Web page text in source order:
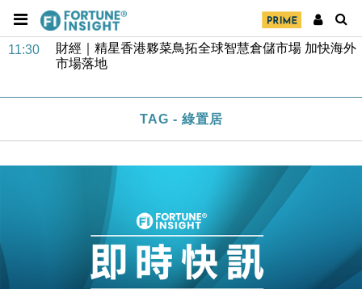
11:30
財經｜精星香港夥菜鳥拓全球智慧倉儲市場 加快海外
市場落地
14:50
地產｜大酒店中期轉賺2300萬元 斥21億翻新香港及
東京半島
13:12
財經｜黑石傳再籌逾360億美元 支援Anthropic租用
Google晶片
財經｜美商務部擬擴大金屬關稅範圍 14類產品或加徵
本地｜新世界K11 9月升級會員制度 增鉑金卡級別鎖
定高消費客群
TAG - 綠置居